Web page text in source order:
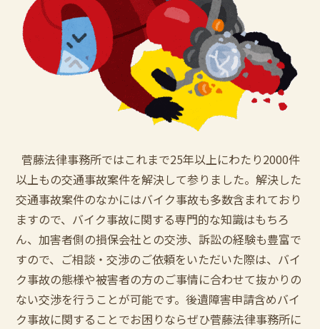
菅藤法律事務所ではこれまで25年以上にわたり2000件
以上もの交通事故案件を解決して参りました。解決した
交通事故案件のなかにはバイク事故も多数含まれており
ますので、バイク事故に関する専門的な知識はもちろ
ん、加害者側の損保会社との交渉、訴訟の経験も豊富で
すので、ご相談・交渉のご依頼をいただいた際は、バイ
ク事故の態様や被害者の方のご事情に合わせて抜かりの
ない交渉を行うことが可能です。後遺障害申請含めバイ
ク事故に関することでお困りならぜひ菅藤法律事務所に